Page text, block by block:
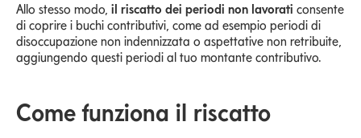
Allo stesso modo, il riscatto dei periodi non lavorati consente
di coprire i buchi contributivi, come ad esempio periodi di
disoccupazione non indennizzata o aspettative non retribuite,
aggiungendo questi periodi al tuo montante contributivo.
Come funziona il riscatto